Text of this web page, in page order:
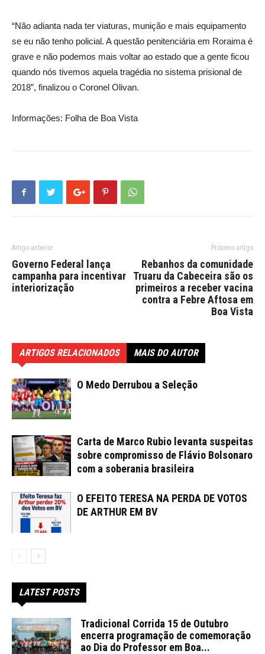
“Não adianta nada ter viaturas, munição e mais equipamento
se eu não tenho policial. A questão penitenciária em Roraima é
grave e não podemos mais voltar ao estado que a gente ficou
quando nós tivemos aquela tragédia no sistema prisional de
2018”, finalizou o Coronel Olivan.
Informações: Folha de Boa Vista
Artigo anterior
Governo Federal lança
campanha para incentivar
interiorização
Próximo artigo
Rebanhos da comunidade
Truaru da Cabeceira são os
primeiros a receber vacina
contra a Febre Aftosa em
Boa Vista
ARTIGOS RELACIONADOS MAIS DO AUTOR
O Medo Derrubou a Seleção
Carta de Marco Rubio levanta suspeitas
sobre compromisso de Flávio Bolsonaro
com a soberania brasileira
O EFEITO TERESA NA PERDA DE VOTOS
DE ARTHUR EM BV
LATEST POSTS
Tradicional Corrida 15 de Outubro
encerra programação de comemoração
ao Dia do Professor em Boa...